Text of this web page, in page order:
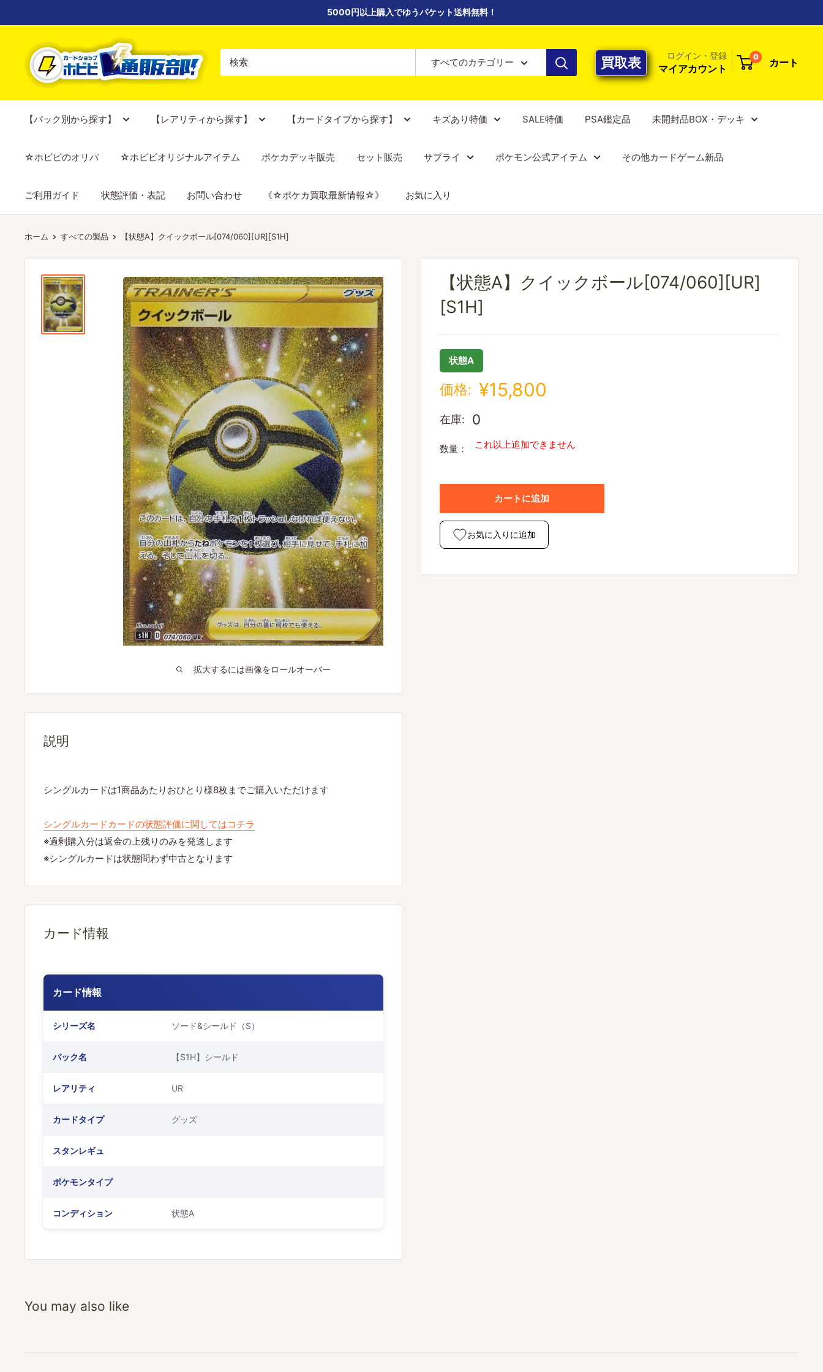
ン
5000円以上購入でゆうパケット送料無料！
【ポ
ケ
カ
門
シ
ョ
ッ
すべてのカテゴリー 買取表 ログイン・登録
マイアカウント
0 カート
【パック別から探す】 【レアリティから探す】 【カードタイプから探す】 キズあり特価 SALE特価 PSA鑑定品 未開封品BOX・デッキ
☆ホビビのオリパ ☆ホビビオリジナルアイテム ポケカデッキ販売 セット販売 サプライ ポケモン公式アイテム その他カードゲーム新品
ご利用ガイド 状態評価・表記 お問い合わせ 《☆ポケカ買取最新情報☆》 お気に入り
ホーム すべての製品 【状態A】クイックボール[074/060][UR][S1H]
拡大するには画像をロールオーバー
【状態A】クイックボール[074/060][UR]
[S1H]
状態A
価格: ¥15,800
在庫: 0
数量： これ以上追加できません
カートに追加
お気に入りに追加
説明
シングルカードは1商品あたりおひとり様8枚までご購入いただけます
シングルカードカードの状態評価に関してはコチラ
※過剰購入分は返金の上残りのみを発送します
※シングルカードは状態問わず中古となります
カード情報
カード情報
シリーズ名 ソード&シールド（S）
パック名 【S1H】シールド
レアリティ UR
カードタイプ グッズ
スタンレギュ
ポケモンタイプ
コンディション 状態A
You may also like